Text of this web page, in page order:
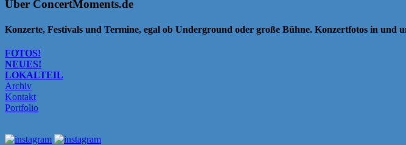
Über ConcertMoments.de
Konzerte, Festivals und Termine, egal ob Underground oder große Bühne. Konzertfotos in und
FOTOS!
NEUES!
LOKALTEIL
Archiv
Kontakt
Portfolio